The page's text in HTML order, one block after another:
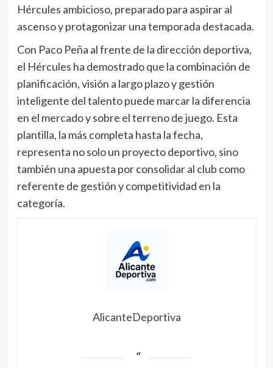
Hércules ambicioso, preparado para aspirar al
ascenso y protagonizar una temporada destacada.
Con Paco Peña al frente de la dirección deportiva,
el Hércules ha demostrado que la combinación de
planificación, visión a largo plazo y gestión
inteligente del talento puede marcar la diferencia
en el mercado y sobre el terreno de juego. Esta
plantilla, la más completa hasta la fecha,
representa no solo un proyecto deportivo, sino
también una apuesta por consolidar al club como
referente de gestión y competitividad en la
categoría.
AlicanteDeportiva